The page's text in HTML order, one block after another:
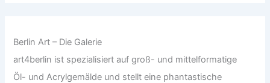
Berlin Art – Die Galerie
art4berlin ist spezialisiert auf groß- und mittelformatige
Öl- und Acrylgemälde und stellt eine phantastische